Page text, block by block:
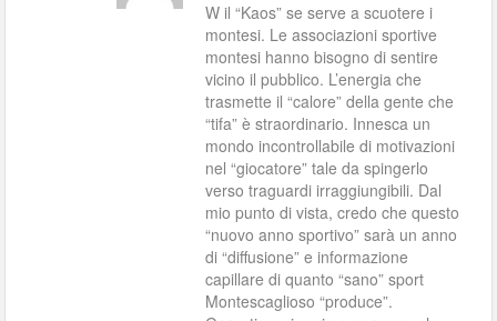
W il “Kaos” se serve a scuotere i
montesi. Le associazioni sportive
montesi hanno bisogno di sentire
vicino il pubblico. L’energia che
trasmette il “calore” della gente che
“tifa” è straordinario. Innesca un
mondo incontrollabile di motivazioni
nel “giocatore” tale da spingerlo
verso traguardi irraggiungibili. Dal
mio punto di vista, credo che questo
“nuovo anno sportivo” sarà un anno
di “diffusione” e informazione
capillare di quanto “sano” sport
Montescaglioso “produce”.